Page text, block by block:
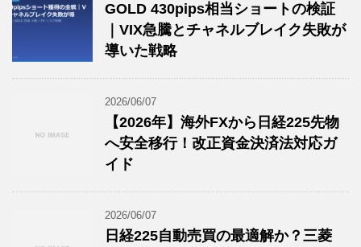
GOLD 430pips相当ショートの検証
｜VIX急騰とチャネルブレイク失敗が
導いた戦略
2026/06/07
【2026年】海外FXから日経225先物
へ安全移行！改正資金決済法対応ガ
イド
2026/06/07
日経225自動売買の最適解か？三菱